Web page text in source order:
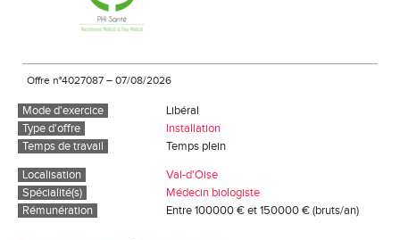
Offre n°4027087 – 07/08/2026
Mode d'exercice
Libéral
Type d'offre
Installation
Temps de travail
Temps plein
Localisation
Val-d'Oise
Spécialité(s)
Médecin biologiste
Rémunération
Entre 100000 € et 150000 € (bruts/an)